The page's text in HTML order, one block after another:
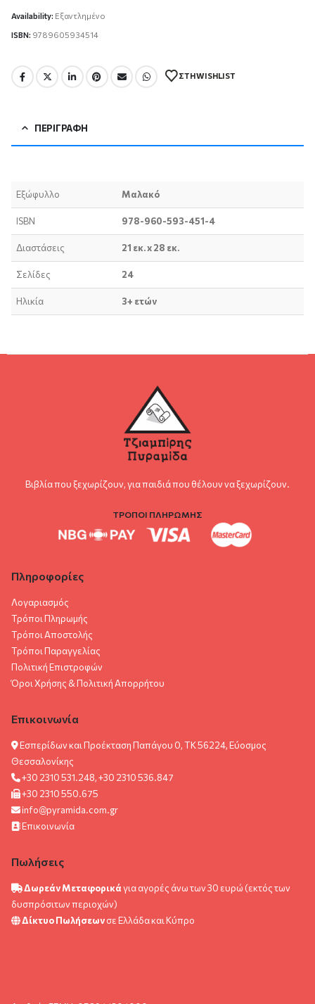
Availability: Εξαντλημένο
ISBN: 9789605934514
ΣΤΗ WISHLIST
ΠΕΡΙΓΡΑΦΉ
Εξώφυλλο Μαλακό
ISBN 978-960-593-451-4
Διαστάσεις 21 εκ. x 28 εκ.
Σελίδες 24
Ηλικία 3+ ετών
Βιβλία που ξεχωρίζουν, για παιδιά που θέλουν να ξεχωρίζουν.
ΤΡΟΠΟΙ ΠΛΗΡΩΜΗΣ
Πληροφορίες
Λογαριασμός
Τρόποι Πληρωμής
Τρόποι Αποστολής
Τρόποι Παραγγελίας
Πολιτική Επιστροφών
Όροι Χρήσης & Πολιτική Aπορρήτου
Επικοινωνία
Εσπερίδων και Προέκταση Παπάγου 0, ΤΚ 56224, Εύοσμος
Θεσσαλονίκης
+30 2310 531.248, +30 2310 536.847
+30 2310 550.675
info@pyramida.com.gr
Επικοινωνία
Πωλήσεις
Δωρεάν Μεταφορικάγια αγορές άνω των 30 ευρώ (εκτός των
δυσπρόσιτων περιοχών)
Δίκτυο Πωλήσεωνσε Ελλάδα και Κύπρο